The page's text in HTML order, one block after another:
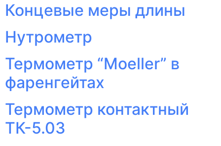
Концевые меры длины
Нутрометр
Термометр “Moeller” в
фаренгейтах
Термометр контактный
ТК-5.03